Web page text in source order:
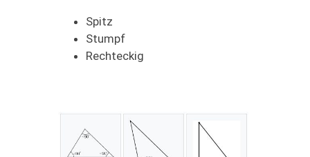
Spitz
Stumpf
Rechteckig